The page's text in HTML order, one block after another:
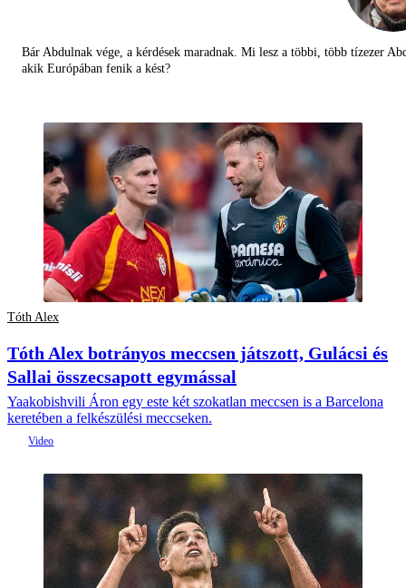
Bár Abdulnak vége, a kérdések maradnak. Mi lesz a többi, több tízezer
akik Európában fenik a kést?
Tóth Alex
Tóth Alex botrányos meccsen játszott, Gulácsi és
Sallai összecsapott egymással
Yaakobishvili Áron egy este két szokatlan meccsen is a Barcelona
keretében a felkészülési meccseken.